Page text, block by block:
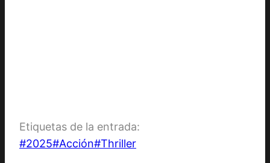
Etiquetas de la entrada:
#2025#Acción#Thriller